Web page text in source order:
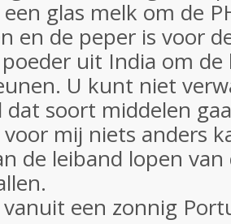
glas melk om de
en de peper is voor
uit India om de
U kunt niet
dat soort middelen
mij niets anders
de leiband lopen
een zonnig